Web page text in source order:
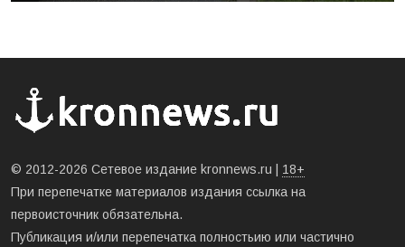
© 2012-2026 Сетевое издание kronnews.ru | 18+
При перепечатке материалов издания ссылка на
первоисточник обязательна.
Публикация и/или перепечатка полностьию или частично